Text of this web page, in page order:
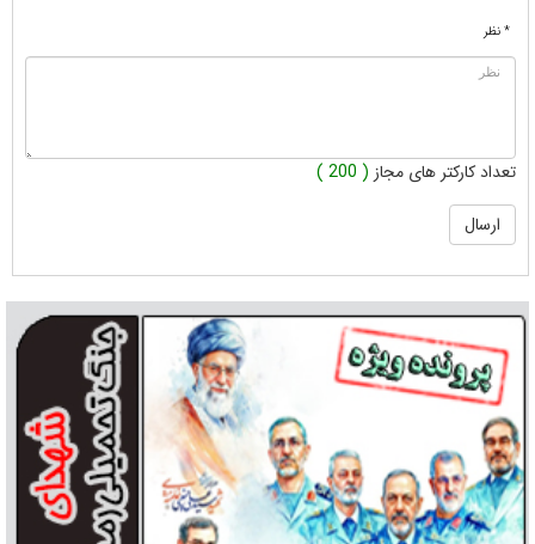
* نظر
تعداد کارکتر های مجاز ( 200 )